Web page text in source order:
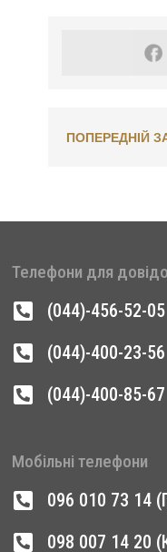
ПОПЕРЕДНІЙ
Телефони для
(044)-456-52-05
(044)-400-23-56
(044)-400-85-67
Мобільні телефони
096 010 73 14
098 007 14 20